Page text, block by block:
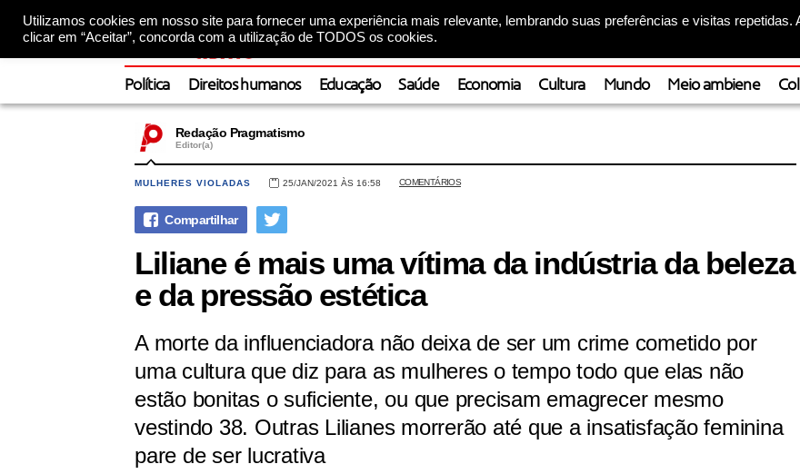
Utilizamos cookies em nosso site para fornecer uma experiência mais relevante, lembrando suas preferências e visitas repetidas.
clicar em “Aceitar”, concorda com a utilização de TODOS os cookies.
Política Direitos humanos Educação Saúde Economia Cultura Mundo Meio ambiene
Redação Pragmatismo
Editor(a)
MULHERES VIOLADAS 25/JAN/2021 ÀS 16:58 COMENTÁRIOS
Liliane é mais uma vítima da indústria da beleza
e da pressão estética
A morte da influenciadora não deixa de ser um crime cometido por
uma cultura que diz para as mulheres o tempo todo que elas não
estão bonitas o suficiente, ou que precisam emagrecer mesmo
vestindo 38. Outras Lilianes morrerão até que a insatisfação feminina
pare de ser lucrativa